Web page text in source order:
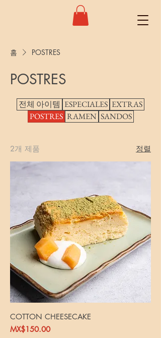
홈 POSTRES
POSTRES
전체 아이템 ESPECIALES EXTRAS
POSTRES RAMEN SANDOS
2개 제품 정렬
COTTON CHEESECAKE
가격
MX$150.00